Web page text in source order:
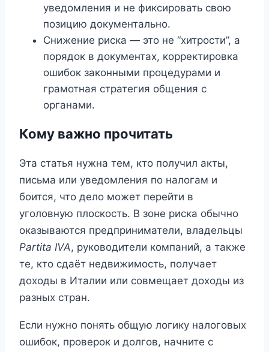
уведомления и не фиксировать свою
позицию документально.
Снижение риска — это не “хитрости”, а
порядок в документах, корректировка
ошибок законными процедурами и
грамотная стратегия общения с
органами.
Кому важно прочитать
Эта статья нужна тем, кто получил акты,
письма или уведомления по налогам и
боится, что дело может перейти в
уголовную плоскость. В зоне риска обычно
оказываются предприниматели, владельцы
Partita IVA, руководители компаний, а также
те, кто сдаёт недвижимость, получает
доходы в Италии или совмещает доходы из
разных стран.
Если нужно понять общую логику налоговых
ошибок, проверок и долгов, начните с